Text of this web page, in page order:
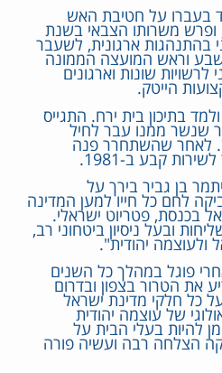
בעברו על חטיבת האש
ופרש משרותו הצבאי בשנת
בהתנהגות ארגונית, לשעבר
וראש המועצה הממונה
לרשויות שונות וארגונים
הייטק.
בתיכון בית ירח. התגייס
ב-1975 ולאחר שנשר ממנו עבר לחיל
לאחר שהשתחרר פנה
קבע ב-1981.
בן גביר בירך על
לחם כל חייו למען המדינה
בכנסת, פטריוט ישראלי.
ובעל ניסיון ביטחוני רב,
ולעוצמה יהודית".
פוגל במהלך כל השנים
את הטרור בצפון ובדרום
על כל חלקי מדינת ישראל
של עוצמה יהודית
להיות בעלי הבית על
הצלחה רבה ועשיה פורה